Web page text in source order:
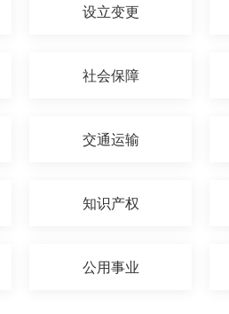
设立变更
社会保障
交通运输
知识产权
公用事业